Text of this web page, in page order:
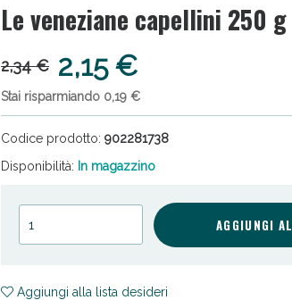
Le veneziane capellini 250 g
2,34 € 2,15 €
Stai risparmiando 0,19 €
Codice prodotto: 902281738
Disponibilità: In magazzino
AGGIUNGI
Aggiungi alla lista desideri
Multivitaminici: oggi Sconto